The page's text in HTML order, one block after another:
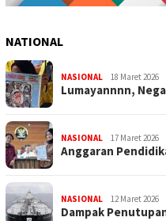
NATIONAL
NASIONAL 18 Maret 2026
Lumayannnn,
NASIONAL 17 Maret 2026
Anggaran
NASIONAL 12 Maret 2026
Dampak